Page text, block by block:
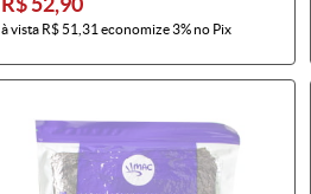
à vista R$ 51,31 economize3%no Pix